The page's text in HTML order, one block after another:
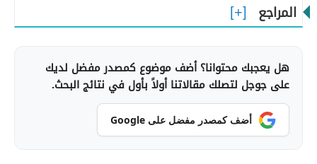
المراجع
هل يعجبك محتوانا؟ أضف موضوع كمصدر مفضل لديك
على جوجل لتصلك مقالاتنا أولاً بأول في نتائج البحث.
أضف كمصدر مفضل على Google